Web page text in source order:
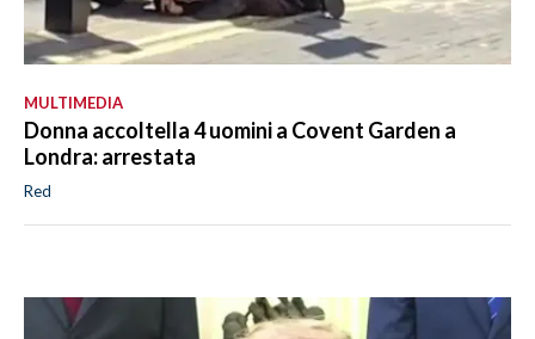
MULTIMEDIA
Donna accoltella 4 uomini a Covent Garden a
Londra: arrestata
Red